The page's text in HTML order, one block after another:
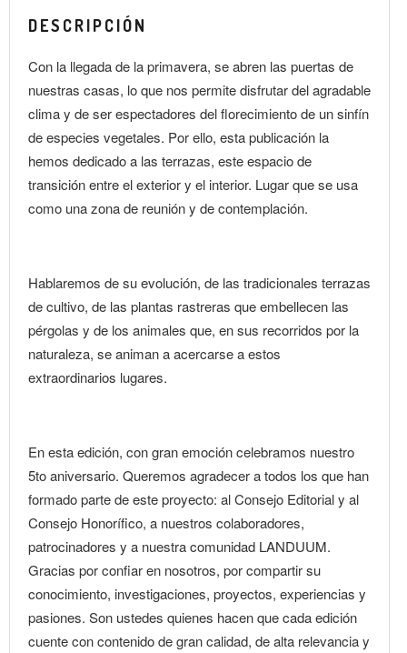
CONSEJO HONORÍFICO
DESCRIPCIÓN
Con la llegada de la primavera, se abren las puertas de
nuestras casas, lo que nos permite disfrutar del agradable
clima y de ser espectadores del florecimiento de un sinfín
de especies vegetales. Por ello, esta publicación la
hemos dedicado a las terrazas, este espacio de
transición entre el exterior y el interior. Lugar que se usa
como una zona de reunión y de contemplación.
Hablaremos de su evolución, de las tradicionales terrazas
de cultivo, de las plantas rastreras que embellecen las
pérgolas y de los animales que, en sus recorridos por la
naturaleza, se animan a acercarse a estos
extraordinarios lugares.
En esta edición, con gran emoción celebramos nuestro
5to aniversario. Queremos agradecer a todos los que han
formado parte de este proyecto: al Consejo Editorial y al
Consejo Honorífico, a nuestros colaboradores,
patrocinadores y a nuestra comunidad LANDUUM.
Gracias por confiar en nosotros, por compartir su
conocimiento, investigaciones, proyectos, experiencias y
pasiones. Son ustedes quienes hacen que cada edición
cuente con contenido de gran calidad, de alta relevancia y